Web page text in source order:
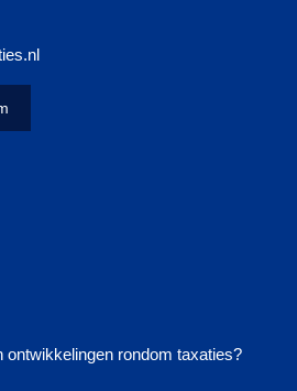
ontwikkelingen rondom taxaties?